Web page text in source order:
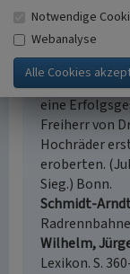
(2003)
Rennfahrer,
Ohm, Dieter /
Bonn, Rhein-
eine
Freiherr von
Hochräder
eroberten.
Sieg.) Bonn.
Schmidt-
Wilhelm,
Lexikon. S.
Notwendige
Webanalyse